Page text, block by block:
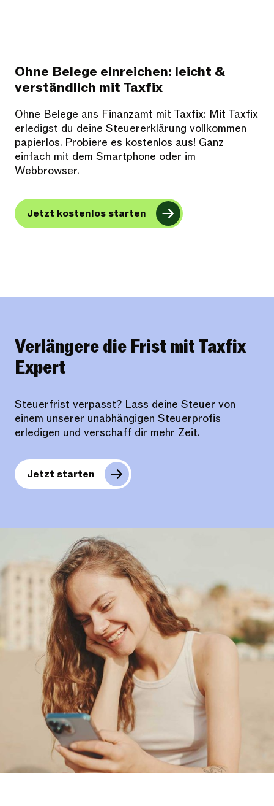
Ohne Belege einreichen: leicht &
verständlich mit Taxfix
Ohne Belege ans Finanzamt mit Taxfix: Mit Taxfix
erledigst du deine Steuererklärung vollkommen
papierlos. Probiere es kostenlos aus! Ganz
einfach mit dem Smartphone oder im
Webbrowser.
Jetzt kostenlos starten
Verlängere die Frist mit Taxfix
Expert
Steuerfrist verpasst? Lass deine Steuer von
einem unserer unabhängigen Steuerprofis
erledigen und verschaff dir mehr Zeit.
Jetzt starten